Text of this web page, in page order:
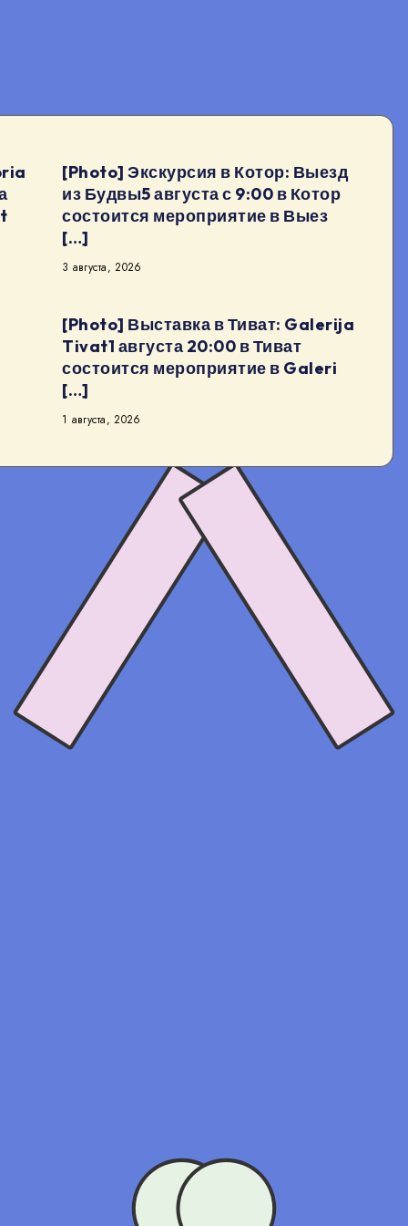
[Photo] Экскурсия в Котор: Выезд
из Будвы5 августа с 9:00 в Котор
состоится мероприятие в Выез
[…]
3 августа, 2026
[Photo] Выставка в Тиват: Galerija
Tivat1 августа 20:00 в Тиват
состоится мероприятие в Galeri
[…]
1 августа, 2026